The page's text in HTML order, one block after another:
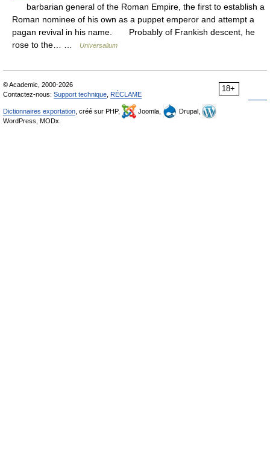
barbarian general of the Roman Empire, the first to establish a
Roman nominee of his own as a puppet emperor and attempt a
pagan revival in his name. Probably of Frankish descent, he
rose to the… …
Universalium
18+
© Academic, 2000-2026
Contactez-nous: Support technique RÉCLAME
Dictionnaires exportation , créé sur PHP, Joomla,
Drupal,
WordPress, MODx.